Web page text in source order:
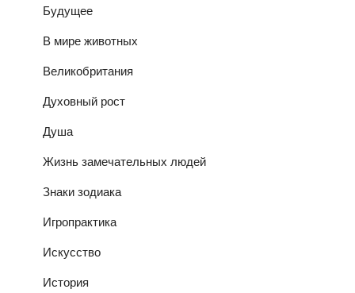
Будущее
В мире животных
Великобритания
Духовный рост
Душа
Жизнь замечательных людей
Знаки зодиака
Игропрактика
Искусство
История